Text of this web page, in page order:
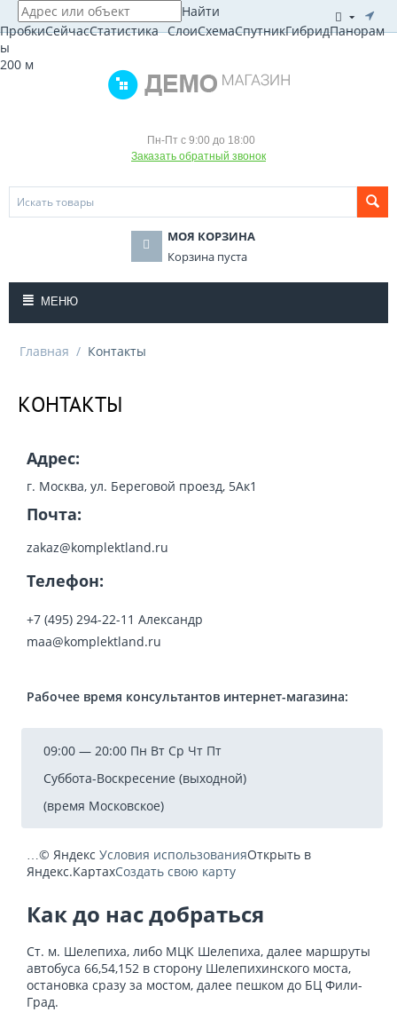
( Р)
Пн-Пт с 9:00 до 18:00
Заказать обратный звонок
МОЯ КОРЗИНА
Корзина пуста
МЕНЮ
Главная / Контакты
КОНТАКТЫ
Адрес:
г. Москва, ул. Береговой проезд, 5Ак1
Почта:
zakaz@komplektland.ru
Телефон:
+7 (495) 294-22-11 Александр
maa@komplektland.ru
Рабочее время консультантов интернет-магазина:
09:00 — 20:00 Пн Вт Ср Чт Пт
Суббота-Воскресение (выходной)
(время Московское)
…© Яндекс Условия использованияОткрыть в
Яндекс.КартахСоздать свою карту
Найти
ПробкиСейчасСтатистика СлоиСхемаСпутникГибридПанорам
ы
200 м
Как до нас добраться
Ст. м. Шелепиха, либо МЦК Шелепиха, далее маршруты
автобуса 66,54,152 в сторону Шелепихинского моста,
остановка сразу за мостом, далее пешком до БЦ Фили-
Град.